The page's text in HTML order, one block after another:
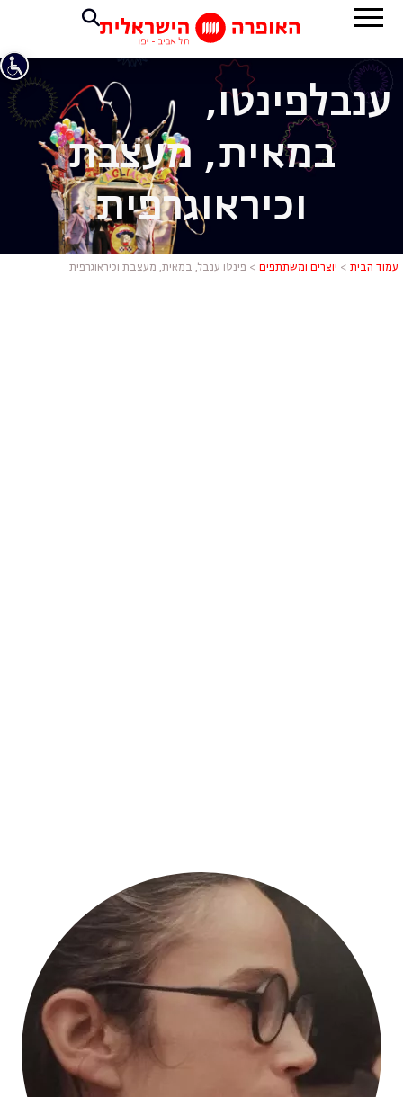
פינטו
ענבלפינטו,
במאית, מעצבת
וכיראוגרפית
עמוד הבית > יוצרים ומשתתפים > פינטו ענבל, במאית, מעצבת וכיראוגרפית